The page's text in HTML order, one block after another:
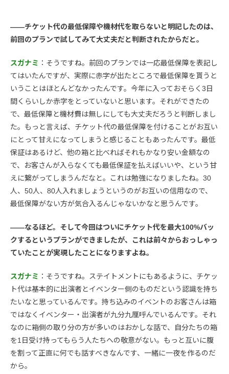
――チケット代の最低保障や機材代を取らないと明記したのは、
前回のプランで試してみて大丈夫だと判断されたからだと。
スガナミ ：そうですね。前回のプランでは一応最低保障を表記し
てはいたんですが、実際に赤字が出たところで最低保障を貰うと
いうことはほとんどなかったんです。今年に入っておそらく3日
間くらいしか赤字をとっていないと思います。それができたの
で、最低保障と機材費は無しにしても大丈夫だろうと判断しまし
た。もっと言えば、チケット代の最低保障を付けることがお互い
にとって甘えになってしまうと感じることもあったんです。最低
保証はあるけど、他の箱と比べればそれもかなり安い金額なの
で、お客さんが入らなくても最低保証を払えばいいや、という甘
えに繋がってしまうんだなと。これは勉強になりましたね。30
人、50人、80人入れましょうというのがお互いの信用なので、
最低保障がない方が気合入るんじゃないかなと思うんです。
――なるほど。そして今回はついにチケット代を最大100%バッ
クするというプランができましたが、これは前々からおっしゃっ
ていたことが実現したことになりますよね。
スガナミ ：そうですね。ステイトメントにもあるように、チケッ
ト代は基本的に出演者とイベンター側のものだという認識を持ち
たいなと思っているんです。持ち込みのイベントのお客さんは箱
ではなくイベンター・出演者が九分九厘呼んでいるんです。それ
なのに箱側の取り分の方が多いのはおかしな話で、自分たちの箱
を1日受け持ってもらう人たちへの敬意がない。もっと互いに腹
を割って正直に何でも話すべきなんです、一緒に一夜を作るのだ
から。